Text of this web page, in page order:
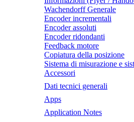
Wachendorff Generale
Encoder incrementali
Encoder assoluti
Encoder ridondanti
Feedback motore
Copiatura della posizione
Sistema di misurazione e
Accessori
Dati tecnici generali
Apps
Application Notes